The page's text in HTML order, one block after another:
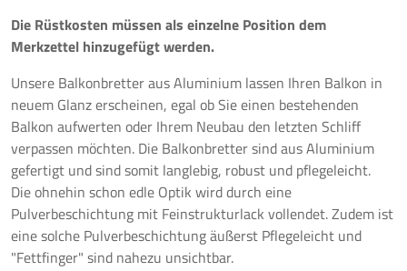
Die Rüstkosten müssen als einzelne Position dem
Merkzettel hinzugefügt werden.
Unsere Balkonbretter aus Aluminium lassen Ihren Balkon in
neuem Glanz erscheinen, egal ob Sie einen bestehenden
Balkon aufwerten oder Ihrem Neubau den letzten Schliff
verpassen möchten. Die Balkonbretter sind aus Aluminium
gefertigt und sind somit langlebig, robust und pflegeleicht.
Die ohnehin schon edle Optik wird durch eine
Pulverbeschichtung mit Feinstrukturlack vollendet. Zudem ist
eine solche Pulverbeschichtung äußerst Pflegeleicht und
"Fettfinger" sind nahezu unsichtbar.